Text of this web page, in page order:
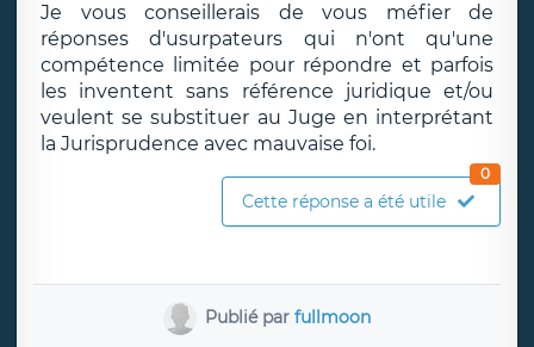
Je vous conseillerais de vous méfier de
réponses d'usurpateurs qui n'ont qu'une
compétence limitée pour répondre et parfois
les inventent sans référence juridique et/ou
veulent se substituer au Juge en interprétant
la Jurisprudence avec mauvaise foi.
Cette réponse a été utile
0
Publié parfullmoon